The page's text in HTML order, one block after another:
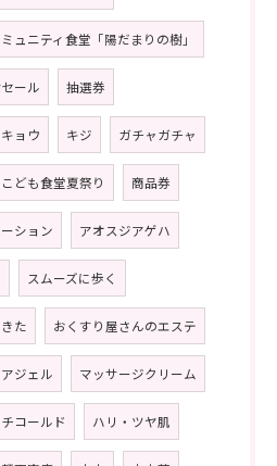
ュニティ食堂「陽だまりの樹」
ール 抽選券
ョウ キジ ガチャガチャ
こども食堂夏祭り 商品券
ション アオスジアゲハ
スムーズに歩く
た おくすり屋さんのエステ
ジェル マッサージクリーム
コールド ハリ・ツヤ肌